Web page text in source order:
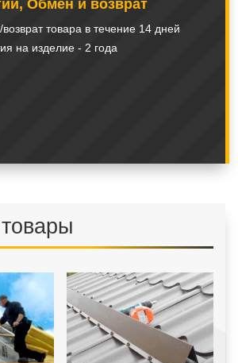
Обмен и возврат
тoвapa в тeчeниe 14 днeй
на изделие - 2 года